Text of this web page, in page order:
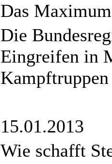
Das
Die
Eingreifen in
15.01.2013
Wie schafft